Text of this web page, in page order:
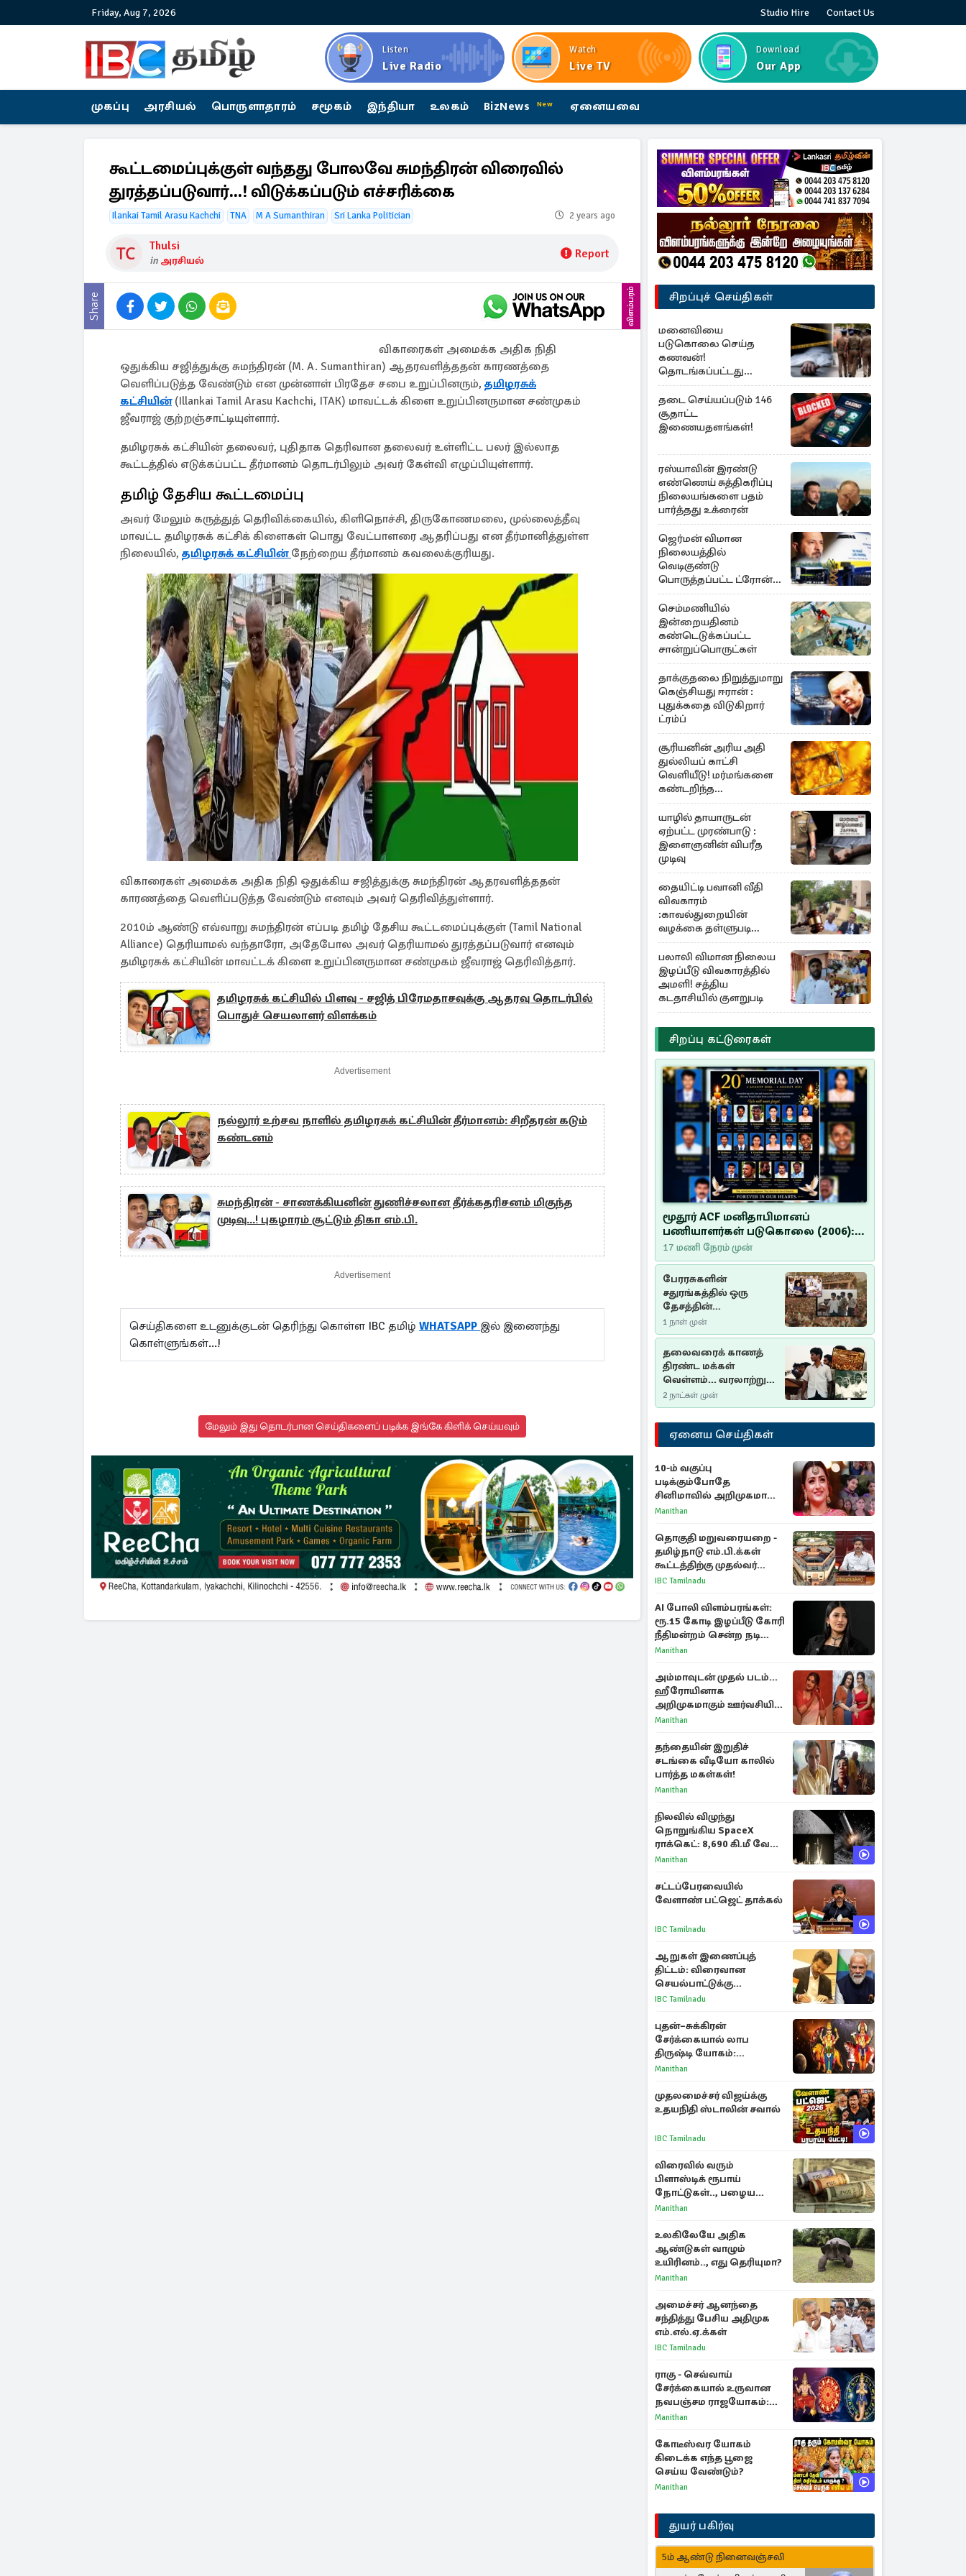
Friday, Aug 7, 2026 Studio Hire Contact Us
Listen
Live Radio
Watch
Live TV
Download
Our App
முகப்பு அரசியல் பொருளாதாரம் சமூகம் இந்தியா உலகம் BizNews New ஏனையவை
கூட்டமைப்புக்குள் வந்தது போலவே சுமந்திரன் விரைவில்
துரத்தப்படுவார்...! விடுக்கப்படும் எச்சரிக்கை
Ilankai Tamil Arasu Kachchi TNA M A Sumanthiran Sri Lanka Politician 2 years ago
Thulsi
in அரசியல் Report
Share விளம்பரம்
விகாரைகள் அமைக்க அதிக நிதி
ஒதுக்கிய சஜித்துக்கு சுமந்திரன் (M. A. Sumanthiran) ஆதரவளித்ததன் காரணத்தை
வெளிப்படுத்த வேண்டும் என முன்னாள் பிரதேச சபை உறுப்பினரும், தமிழரசுக்
கட்சியின்(Illankai Tamil Arasu Kachchi, ITAK) மாவட்டக் கிளை உறுப்பினருமான சண்முகம்
ஜீவராஜ் குற்றஞ்சாட்டியுள்ளார்.
தமிழரசுக் கட்சியின் தலைவர், புதிதாக தெரிவான தலைவர் உள்ளிட்ட பலர் இல்லாத
கூட்டத்தில் எடுக்கப்பட்ட தீர்மானம் தொடர்பிலும் அவர் கேள்வி எழுப்பியுள்ளார்.
தமிழ் தேசிய கூட்டமைப்பு
அவர் மேலும் கருத்துத் தெரிவிக்கையில், கிளிநொச்சி, திருகோணமலை, முல்லைத்தீவு
மாவட்ட தமிழரசுக் கட்சிக் கிளைகள் பொது வேட்பாளரை ஆதரிப்பது என தீர்மானித்துள்ள
நிலையில், தமிழரசுக் கட்சியின் நேற்றைய தீர்மானம் கவலைக்குரியது.
விகாரைகள் அமைக்க அதிக நிதி ஒதுக்கிய சஜித்துக்கு சுமந்திரன் ஆதரவளித்ததன்
காரணத்தை வெளிப்படுத்த வேண்டும் எனவும் அவர் தெரிவித்துள்ளார்.
2010ம் ஆண்டு எவ்வாறு சுமந்திரன் எப்படி தமிழ் தேசிய கூட்டமைப்புக்குள் (Tamil National
Alliance) தெரியாமல் வந்தாரோ, அதேபோல அவர் தெரியாமல் துரத்தப்படுவார் எனவும்
தமிழரசுக் கட்சியின் மாவட்டக் கிளை உறுப்பினருமான சண்முகம் ஜீவராஜ் தெரிவித்தார்.
தமிழரசுக் கட்சியில் பிளவு - சஜித் பிரேமதாசவுக்கு ஆதரவு தொடர்பில்
பொதுச் செயலாளர் விளக்கம்
Advertisement
நல்லூர் உற்சவ நாளில் தமிழரசுக் கட்சியின் தீர்மானம்: சிறீதரன் கடும்
கண்டனம்
சுமந்திரன் - சாணக்கியனின் துணிச்சலான தீர்க்கதரிசனம் மிகுந்த
முடிவு...! புகழாரம் சூட்டும் திகா எம்.பி.
Advertisement
செய்திகளை உடனுக்குடன் தெரிந்து கொள்ள IBC தமிழ் WHATSAPP இல் இணைந்து
கொள்ளுங்கள்...!
மேலும் இது தொடர்பான செய்திகளைப் படிக்க இங்கே கிளிக் செய்யவும்
சிறப்புச் செய்திகள்
மனைவியை
படுகொலை செய்த
கணவன்!
தொடங்கப்பட்டது
விசாரணை
தடை செய்யப்படும் 146
சூதாட்ட
இணையதளங்கள்!
ரஸ்யாவின் இரண்டு
எண்ணெய் சுத்திகரிப்பு
நிலையங்களை பதம்
பார்த்தது உக்ரைன்
ஜெர்மன் விமான
நிலையத்தில்
வெடிகுண்டு
பொருத்தப்பட்ட ட்ரோன்!
தப்பியது உக்ரைன்
விமானம்
செம்மணியில்
இன்றையதினம்
கண்டெடுக்கப்பட்ட
சான்றுப்பொருட்கள்
தாக்குதலை நிறுத்துமாறு
கெஞ்சியது ஈரான் :
புதுக்கதை விடுகிறார்
ட்ரம்ப்
சூரியனின் அரிய அதி
துல்லியப் காட்சி
வெளியீடு! மர்மங்களை
கண்டறிந்த
விஞ்ஞானிகள்
யாழில் தாயாருடன்
ஏற்பட்ட முரண்பாடு :
இளைஞனின் விபரீத
முடிவு
தையிட்டி பவானி வீதி
விவகாரம்
:காவல்துறையின்
வழக்கை தள்ளுபடி
செய்தது நீதிமன்றம்
பலாலி விமான நிலைய
இழப்பீடு விவகாரத்தில்
அமளி! சத்திய
கடதாசியில் குளறுபடி
சிறப்பு கட்டுரைகள்
மூதூர் ACF மனிதாபிமானப்
பணியாளர்கள் படுகொலை (2006):
20 ஆண்டுகளாகியும் நீதி
மறுக்கப்பட்ட மனிதாபிமானப்
பேரவலம்
17 மணி நேரம் முன்
பேரரசுகளின்
சதுரங்கத்தில் ஒரு
தேசத்தின்
தீர்க்கதரிசனம் :
சுதுமலை பிரகடனம்
ஒரு வரலாற்றுப் பாடம்
1 நாள் முன்
தலைவரைக் காணத்
திரண்ட மக்கள்
வெள்ளம்... வரலாற்றுச்
சிறப்புமிக்க சுதுமலைப்
பிரகடனம்…
2 நாட்கள் முன்
ஏனைய செய்திகள்
10-ம் வகுப்பு
படிக்கும்போதே
சினிமாவில் அறிமுகமான
த்ரிஷா! உண்மையை
காந்தி
Manithan
தொகுதி மறுவரையறை -
தமிழ்நாடு எம்.பி.க்கள்
கூட்டத்திற்கு முதல்வர்
விஜய் அழைப்பு
IBC Tamilnadu
AI போலி விளம்பரங்கள்:
ரூ.15 கோடி இழப்பீடு கோரி
நீதிமன்றம் சென்ற நடிகை
ஸ்ருதி ஹாசன்!
Manithan
அம்மாவுடன் முதல் படம்...
ஹீரோயினாக
அறிமுகமாகும் ஊர்வசியின்
மகள் தேஜலட்சுமி!
Manithan
தந்தையின் இறுதிச்
சடங்கை வீடியோ காலில்
பார்த்த மகள்கள்!
Manithan
நிலவில் விழுந்து
நொறுங்கிய SpaceX
ராக்கெட்: 8,690 கி.மீ வேக
மோதலால் உருவான புதிய
Manithan
சட்டப்பேரவையில்
வேளாண் பட்ஜெட் தாக்கல்
IBC Tamilnadu
ஆறுகள் இணைப்புத்
திட்டம்: விரைவான
செயல்பாட்டுக்கு
பிரதமருக்கு முதலமைச்சர்
IBC Tamilnadu
புதன்–சுக்கிரன்
சேர்க்கையால் லாப
திருஷ்டி யோகம்:
அதிர்ஷ்டம் பெறும் டாப் 3
Manithan
முதலமைச்சர் விஜய்க்கு
உதயநிதி ஸ்டாலின் சவால்
IBC Tamilnadu
விரைவில் வரும்
பிளாஸ்டிக் ரூபாய்
நோட்டுகள்.., பழைய
காகித நோட்டுகள்
Manithan
உலகிலேயே அதிக
ஆண்டுகள் வாழும்
உயிரினம்.., எது தெரியுமா?
Manithan
அமைச்சர் ஆனந்தை
சந்தித்து பேசிய அதிமுக
எம்.எல்.ஏ.க்கள்
IBC Tamilnadu
ராகு - செவ்வாய்
சேர்க்கையால் உருவான
நவபஞ்சம ராஜயோகம்:
அதிர்ஷ்டம் பெறும் 3
Manithan
கோடீஸ்வர யோகம்
கிடைக்க எந்த பூஜை
செய்ய வேண்டும்?
Manithan
துயர் பகிர்வு
5ம் ஆண்டு நினைவஞ்சலி